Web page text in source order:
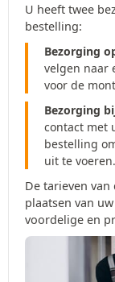
U heeft twee
bestelling:
Bezorging
velgen naar
voor de
Bezorging
contact met
bestelling
uit te voeren.
De tarieven
plaatsen van
voordelige en